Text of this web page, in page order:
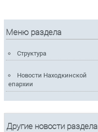
Меню раздела
Структура
Новости Находкинской
епархии
Другие новости раздела